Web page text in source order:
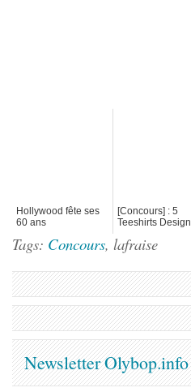
Hollywood fête ses
60 ans
[Concours] : 5
Teeshirts Design
gagner avec
ThGallery
Tags: Concours, lafraise
Newsletter Olybop.info